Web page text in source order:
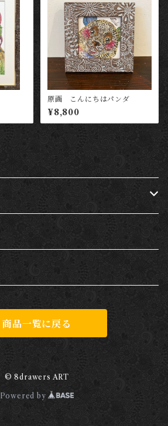
原画 こんにちはパンダ
¥8,800
商品一覧に戻る
© 8drawers ART
Powered by